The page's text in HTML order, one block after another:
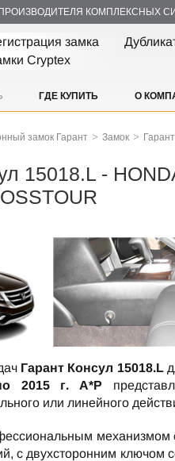
КОМПЛЕКСНЫХ
замка
Cryptex
ГДЕ КУПИТЬ О
замок Гарант > Замок >
15018.L -
Гарант Консул 15018.L
2015 г. А*P
или линейного
механизмом
с двухсторонним ключом